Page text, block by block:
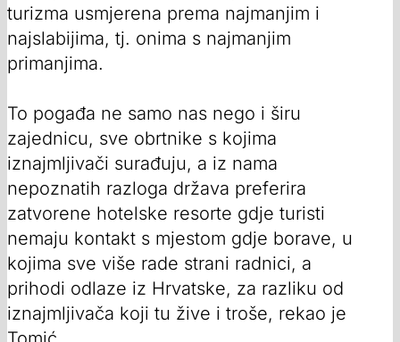
turizma usmjerena prema najmanjim i
najslabijima, tj. onima s najmanjim
primanjima.
To pogađa ne samo nas nego i širu
zajednicu, sve obrtnike s kojima
iznajmljivači surađuju, a iz nama
nepoznatih razloga država preferira
zatvorene hotelske resorte gdje turisti
nemaju kontakt s mjestom gdje borave, u
kojima sve više rade strani radnici, a
prihodi odlaze iz Hrvatske, za razliku od
iznajmljivača koji tu žive i troše, rekao je